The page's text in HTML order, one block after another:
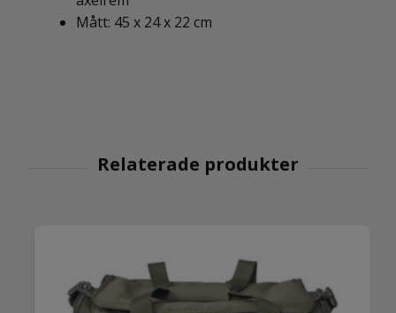
Mått: 45 x 24 x 22 cm